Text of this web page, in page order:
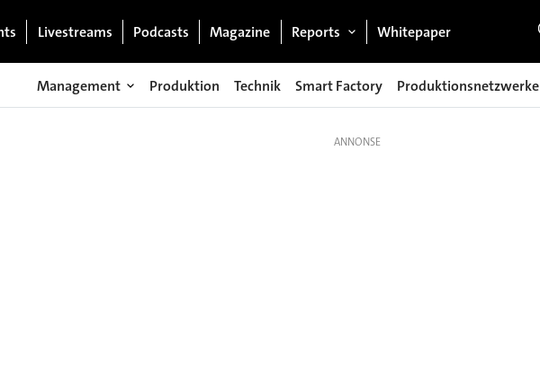
Livestreams Podcasts Magazine Reports Whitepaper
Management Produktion Technik Smart Factory Produktionsnetzwerke